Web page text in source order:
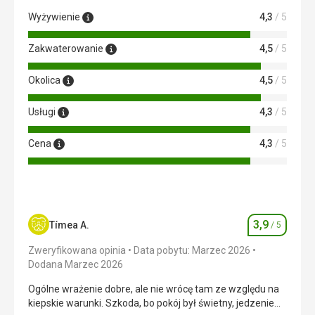
Cena 3,0 / 5
Wyżywienie 4,3 / 5
Zakwaterowanie 4,5 / 5
Okolica 4,5 / 5
Usługi 4,3 / 5
Cena 4,3 / 5
Tímea A. Ocena
3,9 / 5
Zweryfikowana opinia
Data pobytu: Marzec 2026
Dodana Marzec 2026
Ogólne wrażenie dobre, ale nie wrócę tam ze względu na
kiepskie warunki. Szkoda, bo pokój był świetny, jedzenie